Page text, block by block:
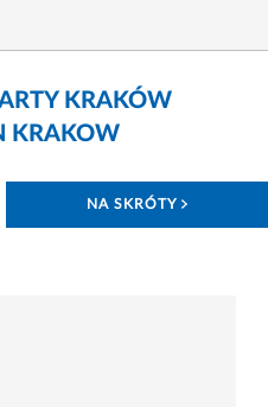
KRAKÓW
KRAKOW
NA SKRÓTY